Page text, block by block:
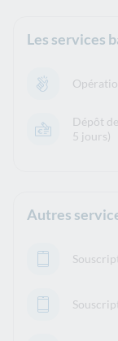
Les services
Dépôt
5 jours)
Autres